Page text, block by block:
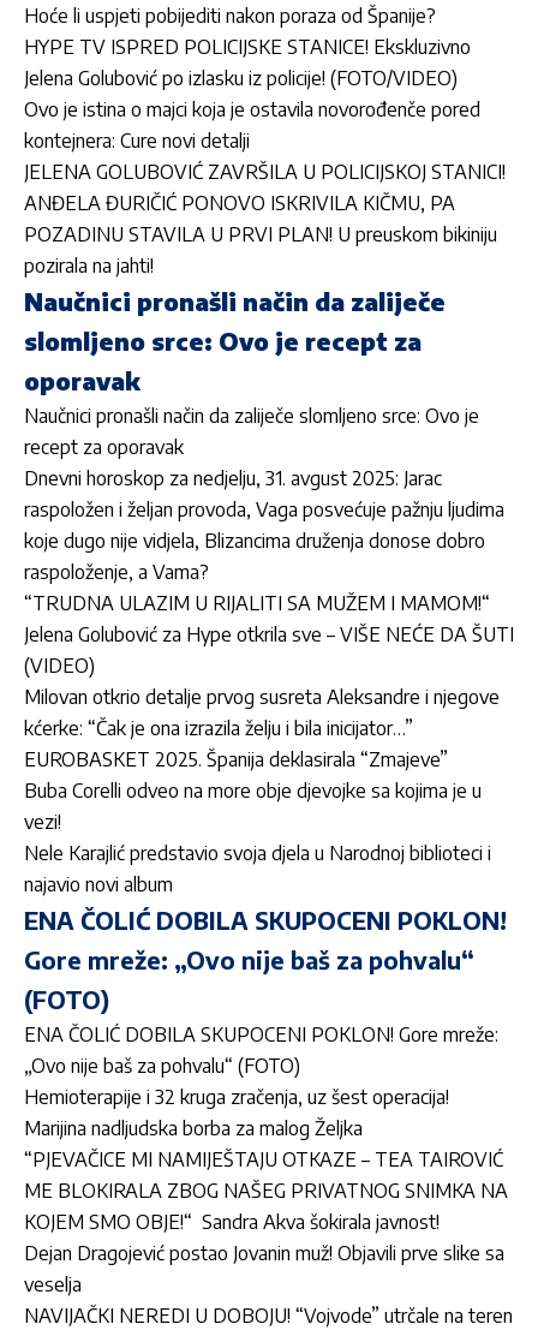
Hoće li uspjeti pobijediti nakon poraza od Španije?
HYPE TV ISPRED POLICIJSKE STANICE! Ekskluzivno
Jelena Golubović po izlasku iz policije! (FOTO/VIDEO)
Ovo je istina o majci koja je ostavila novorođenče pored
kontejnera: Cure novi detalji
JELENA GOLUBOVIĆ ZAVRŠILA U POLICIJSKOJ STANICI!
ANĐELA ĐURIČIĆ PONOVO ISKRIVILA KIČMU, PA
POZADINU STAVILA U PRVI PLAN! U preuskom bikiniju
pozirala na jahti!
Naučnici pronašli način da zaliječe
slomljeno srce: Ovo je recept za
oporavak
Naučnici pronašli način da zaliječe slomljeno srce: Ovo je
recept za oporavak
Dnevni horoskop za nedjelju, 31. avgust 2025: Jarac
raspoložen i željan provoda, Vaga posvećuje pažnju ljudima
koje dugo nije vidjela, Blizancima druženja donose dobro
raspoloženje, a Vama?
“TRUDNA ULAZIM U RIJALITI SA MUŽEM I MAMOM!“
Jelena Golubović za Hype otkrila sve – VIŠE NEĆE DA ŠUTI
(VIDEO)
Milovan otkrio detalje prvog susreta Aleksandre i njegove
kćerke: “Čak je ona izrazila želju i bila inicijator…”
EUROBASKET 2025. Španija deklasirala “Zmajeve”
Buba Corelli odveo na more obje djevojke sa kojima je u
vezi!
Nele Karajlić predstavio svoja djela u Narodnoj biblioteci i
najavio novi album
ENA ČOLIĆ DOBILA SKUPOCENI POKLON!
Gore mreže: „Ovo nije baš za pohvalu“
(FOTO)
ENA ČOLIĆ DOBILA SKUPOCENI POKLON! Gore mreže:
„Ovo nije baš za pohvalu“ (FOTO)
Hemioterapije i 32 kruga zračenja, uz šest operacija!
Marijina nadljudska borba za malog Željka
“PJEVAČICE MI NAMIJEŠTAJU OTKAZE – TEA TAIROVIĆ
ME BLOKIRALA ZBOG NAŠEG PRIVATNOG SNIMKA NA
KOJEM SMO OBJE!“ Sandra Akva šokirala javnost!
Dejan Dragojević postao Jovanin muž! Objavili prve slike sa
veselja
NAVIJAČKI NEREDI U DOBOJU! “Vojvode” utrčale na teren